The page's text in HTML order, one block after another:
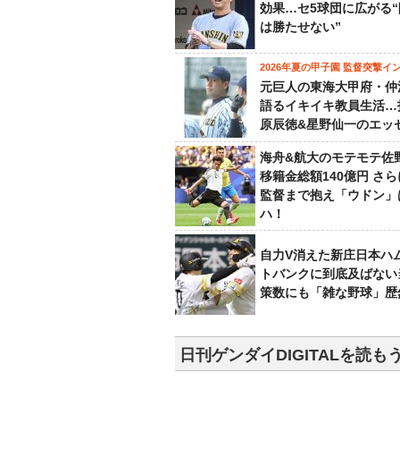
効果…セ5球団に広がる
は勝たせない”
2026年夏の甲子園 監督突撃イ
元巨人の東海大甲府・
語るイキイキ教員生活…
原辰徳&星野仙一のエッ
海舟&航大のモテモテ佐
移籍金総額140億円 さ
監督まで抱え「ウドン
ハ！
自力V消えた新庄日本ハ
トバンクに到底及ばな
策数にも「雑な野球」歴
日刊ゲンダイDIGITALを読も